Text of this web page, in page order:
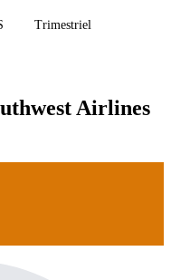
Trimestriel
Airlines